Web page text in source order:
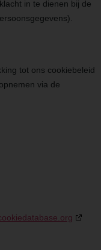
in te dienen bij de
tot ons cookiebeleid
via de